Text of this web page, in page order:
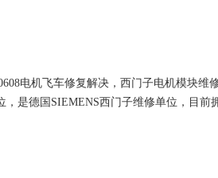
电机飞车修复解决，西门子电机模块
，是德国SIEMENS西门子维修单位，目